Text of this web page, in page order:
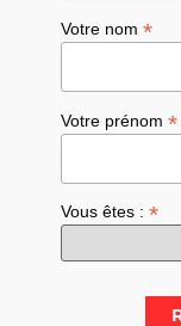
Votre nom*
Votre prénom*
Vous êtes :*